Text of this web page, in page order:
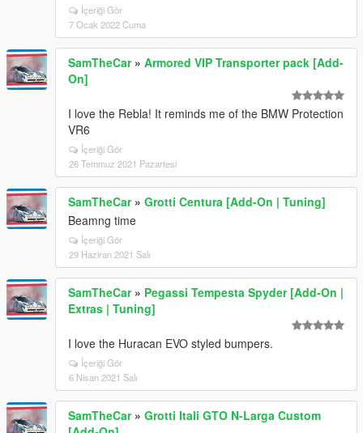
İçeriği Gör
7 Ocak 2022 Cuma
SamTheCar» Armored VIP Transporter pack [Add-
On]
I love the Rebla! It reminds me of the BMW Protection
VR6
İçeriği Gör
26 Temmuz 2021 Pazartesi
SamTheCar» Grotti Centura [Add-On | Tuning]
Beamng time
İçeriği Gör
29 Haziran 2021 Salı
SamTheCar» Pegassi Tempesta Spyder [Add-On |
Extras | Tuning]
I love the Huracan EVO styled bumpers.
İçeriği Gör
6 Nisan 2021 Salı
SamTheCar» Grotti Itali GTO N-Larga Custom